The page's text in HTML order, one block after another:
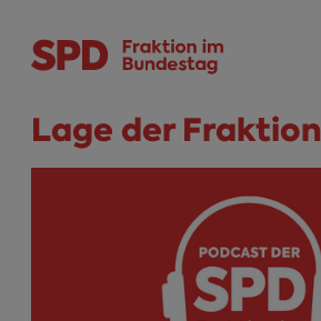
Lage der Fraktion